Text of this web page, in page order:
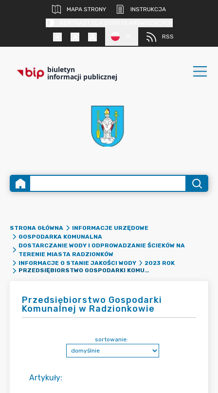
MAPA STRONY
INSTRUKCJA
RSS
biuletyn
informacji publicznej
STRONA GŁÓWNA
INFORMACJE URZĘDOWE
GOSPODARKA KOMUNALNA
DOSTARCZANIE WODY I ODPROWADZANIE ŚCIEKÓW NA
TERENIE MIASTA RADZIONKÓW
INFORMACJE O STANIE JAKOŚCI WODY
2023 ROK
PRZEDSIĘBIORSTWO GOSPODARKI KOMUNALNEJ W RADZIONKOWIE
Przedsiębiorstwo Gospodarki
Komunalnej w Radzionkowie
Artykuły:
sortowanie: